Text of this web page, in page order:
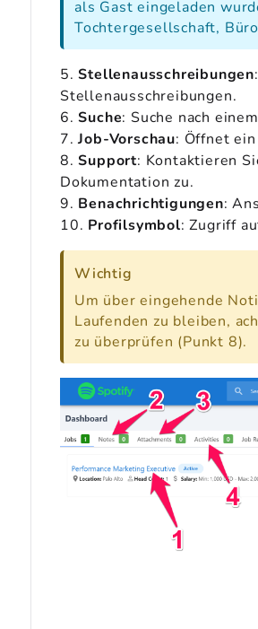
als Gast eingeladen
Tochtergesellschaft,
5.Stellenausschreibungen
Stellenausschreibungen.
6.Suche: Suche nach
7.Job-Vorschau: Öffnet
8.Support: Kontaktieren
Dokumentation zu.
9. Benachrichtigungen:
10. Profilsymbol: Zugriff
Wichtig
Um über eingehende
Laufenden zu bleiben,
zu überprüfen (Punkt 8).